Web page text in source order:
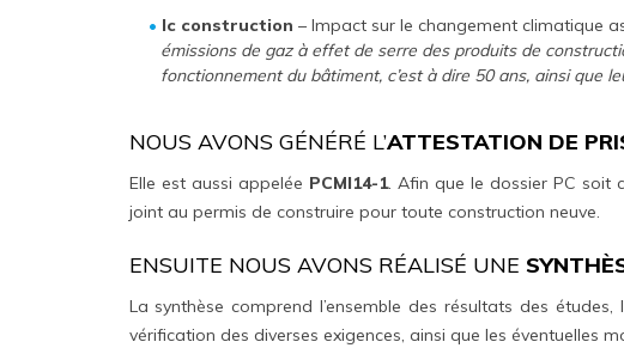
Ic construction – Impact sur le changement climatique
émissions de gaz à effet de serre des produits de
fonctionnement du bâtiment, c’est à dire 50 ans, ainsi que
NOUS AVONS GÉNÉRÉ L’ATTESTATION DE
Elle est aussi appelée PCMI14-1. Afin que le dossier PC soit
joint au permis de construire pour toute construction neuve.
ENSUITE NOUS AVONS RÉALISÉ UNE
La synthèse comprend l’ensemble des résultats des
vérification des diverses exigences, ainsi que les